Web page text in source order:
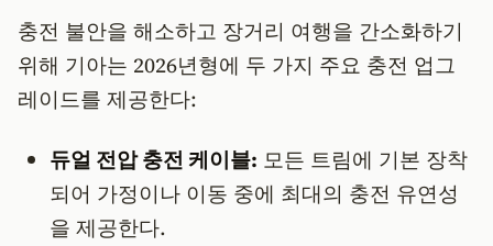
충전 불안을 해소하고 장거리 여행을 간소화하기
위해 기아는 2026년형에 두 가지 주요 충전 업그
레이드를 제공한다:
듀얼 전압 충전 케이블: 모든 트림에 기본 장착
되어 가정이나 이동 중에 최대의 충전 유연성
을 제공한다.